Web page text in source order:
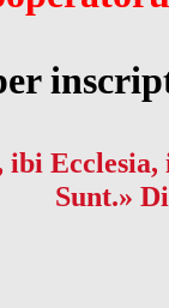
ibi
Sunt.»